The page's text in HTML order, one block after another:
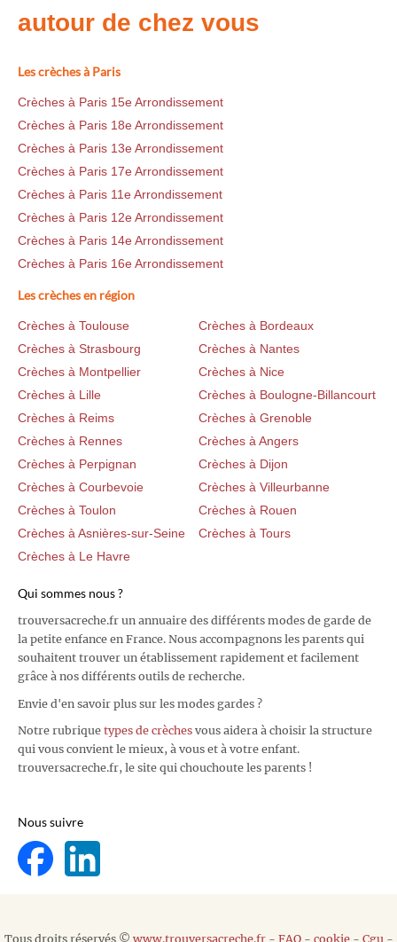
autour de chez vous
Les crèches à Paris
Crèches à Paris 15e Arrondissement
Crèches à Paris 18e Arrondissement
Crèches à Paris 13e Arrondissement
Crèches à Paris 17e Arrondissement
Crèches à Paris 11e Arrondissement
Crèches à Paris 12e Arrondissement
Crèches à Paris 14e Arrondissement
Crèches à Paris 16e Arrondissement
Les crèches en région
Crèches à Toulouse
Crèches à Bordeaux
Crèches à Strasbourg
Crèches à Nantes
Crèches à Montpellier
Crèches à Nice
Crèches à Lille
Crèches à Boulogne-Billancourt
Crèches à Reims
Crèches à Grenoble
Crèches à Rennes
Crèches à Angers
Crèches à Perpignan
Crèches à Dijon
Crèches à Courbevoie
Crèches à Villeurbanne
Crèches à Toulon
Crèches à Rouen
Crèches à Asnières-sur-Seine
Crèches à Tours
Crèches à Le Havre
Qui sommes nous ?
trouversacreche.fr un annuaire des différents modes de garde de
la petite enfance en France. Nous accompagnons les parents qui
souhaitent trouver un établissement rapidement et facilement
grâce à nos différents outils de recherche.
Envie d'en savoir plus sur les modes gardes ?
Notre rubrique types de crèches vous aidera à choisir la structure
qui vous convient le mieux, à vous et à votre enfant.
trouversacreche.fr, le site qui chouchoute les parents !
Nous suivre
Tous droits réservés © www.trouversacreche.fr- FAQ- cookie- Cgu -